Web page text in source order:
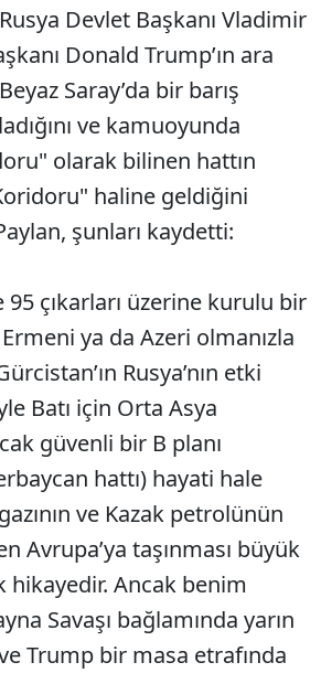
Devlet Başkanı Vladimir
Donald Trump’ın ara
Saray’da bir barış
ve kamuoyunda
olarak bilinen hattın
haline geldiğini
şunları kaydetti:
çıkarları üzerine kurulu bir
ya da Azeri olmanızla
Rusya’nın etki
Batı için Orta Asya
güvenli bir B planı
hattı) hayati hale
ve Kazak petrolünün
Avrupa’ya taşınması büyük
Ancak benim
Savaşı bağlamında yarın
Trump bir masa etrafında